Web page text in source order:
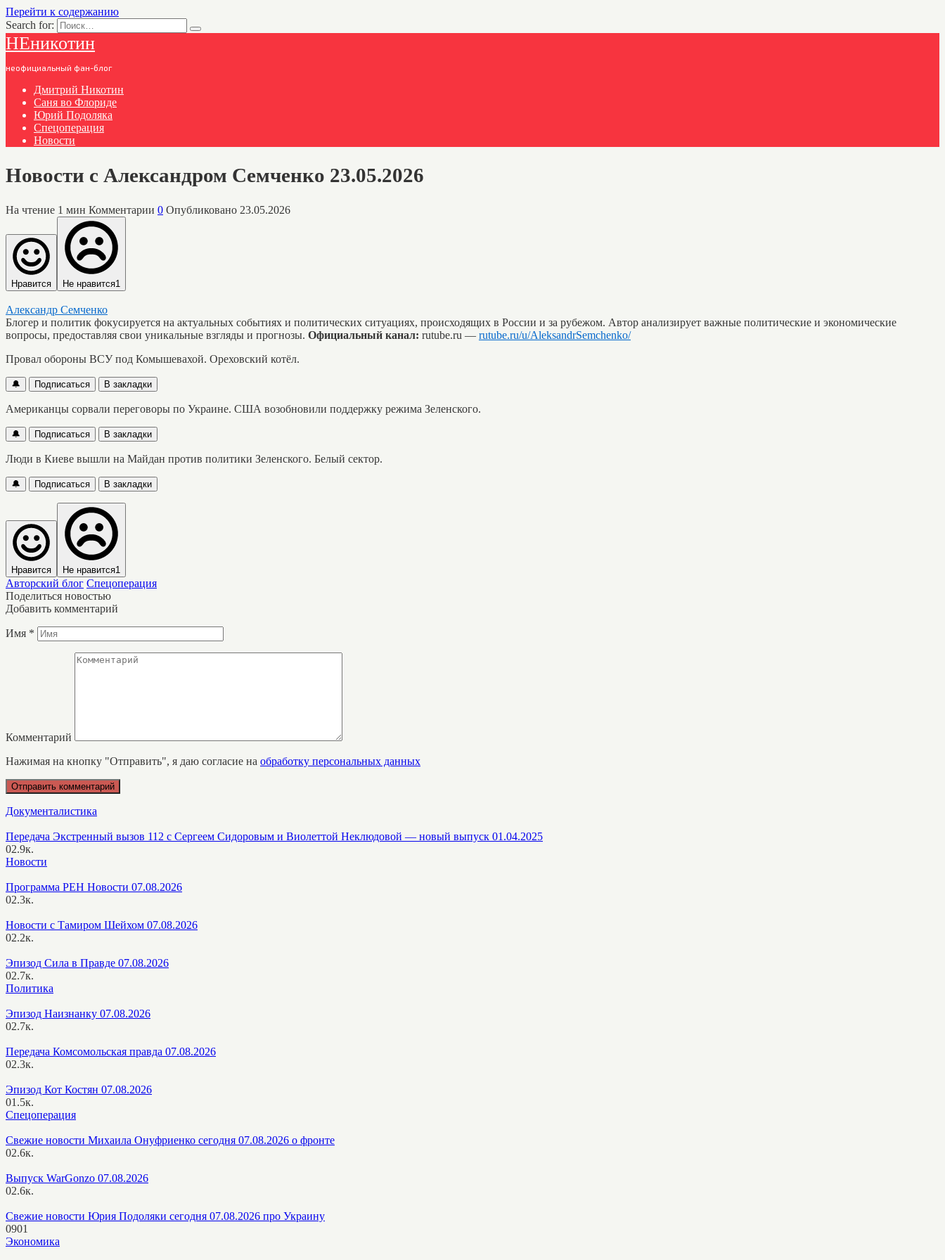
Перейти к содержанию
Search for:
НЕникотин
неофициальный фан-блог
Дмитрий Никотин
Саня во Флориде
Юрий Подоляка
Спецоперация
Новости
Новости с Александром Семченко 23.05.2026
На чтение 1 мин Комментарии 0 Опубликовано 23.05.2026
Нравится Не нравится1
Александр Семченко
Блогер и политик фокусируется на актуальных событиях и политических ситуациях, происходящих в России и за рубежом. Автор анализирует важные политические и экономические
вопросы, предоставляя свои уникальные взгляды и прогнозы. Официальный канал: rutube.ru — rutube.ru/u/AleksandrSemchenko/
Провал обороны ВСУ под Комышевахой. Ореховский котёл.
🔔 Подписаться В закладки
Американцы сорвали переговоры по Украине. США возобновили поддержку режима Зеленского.
🔔 Подписаться В закладки
Люди в Киеве вышли на Майдан против политики Зеленского. Белый сектор.
🔔 Подписаться В закладки
Нравится Не нравится1
Авторский блог Спецоперация
Поделиться новостью
Добавить комментарий
Имя *
Комментарий
Нажимая на кнопку "Отправить", я даю согласие на обработку персональных данных
Документалистика
Передача Экстренный вызов 112 с Сергеем Сидоровым и Виолеттой Неклюдовой — новый выпуск 01.04.2025
02.9к.
Новости
Программа РЕН Новости 07.08.2026
02.3к.
Новости с Тамиром Шейхом 07.08.2026
02.2к.
Эпизод Сила в Правде 07.08.2026
02.7к.
Политика
Эпизод Наизнанку 07.08.2026
02.7к.
Передача Комсомольская правда 07.08.2026
02.3к.
Эпизод Кот Костян 07.08.2026
01.5к.
Спецоперация
Свежие новости Михаила Онуфриенко сегодня 07.08.2026 о фронте
02.6к.
Выпуск WarGonzo 07.08.2026
02.6к.
Свежие новости Юрия Подоляки сегодня 07.08.2026 про Украину
0901
Экономика